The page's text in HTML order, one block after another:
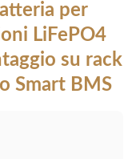
per
LiFePO4
su rack
Smart BMS